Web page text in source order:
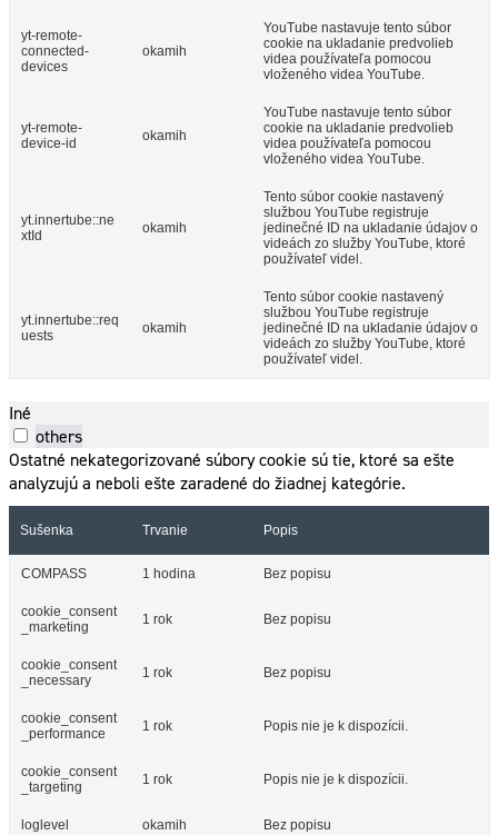
yt-remote-
connected-
devices
okamih
YouTube nastavuje tento súbor
cookie na ukladanie predvolieb
videa používateľa pomocou
vloženého videa YouTube.
yt-remote-
device-id
okamih
YouTube nastavuje tento súbor
cookie na ukladanie predvolieb
videa používateľa pomocou
vloženého videa YouTube.
yt.innertube::ne
xtId
okamih
Tento súbor cookie nastavený
službou YouTube registruje
jedinečné ID na ukladanie údajov o
videách zo služby YouTube, ktoré
používateľ videl.
yt.innertube::req
uests
okamih
Tento súbor cookie nastavený
službou YouTube registruje
jedinečné ID na ukladanie údajov o
videách zo služby YouTube, ktoré
používateľ videl.
Iné
others
Ostatné nekategorizované súbory cookie sú tie, ktoré sa ešte
analyzujú a neboli ešte zaradené do žiadnej kategórie.
Sušenka Trvanie Popis
COMPASS 1 hodina Bez popisu
cookie_consent
_marketing
1 rok Bez popisu
cookie_consent
_necessary
1 rok Bez popisu
cookie_consent
_performance
1 rok Popis nie je k dispozícii.
cookie_consent
_targeting
1 rok Popis nie je k dispozícii.
loglevel okamih Bez popisu